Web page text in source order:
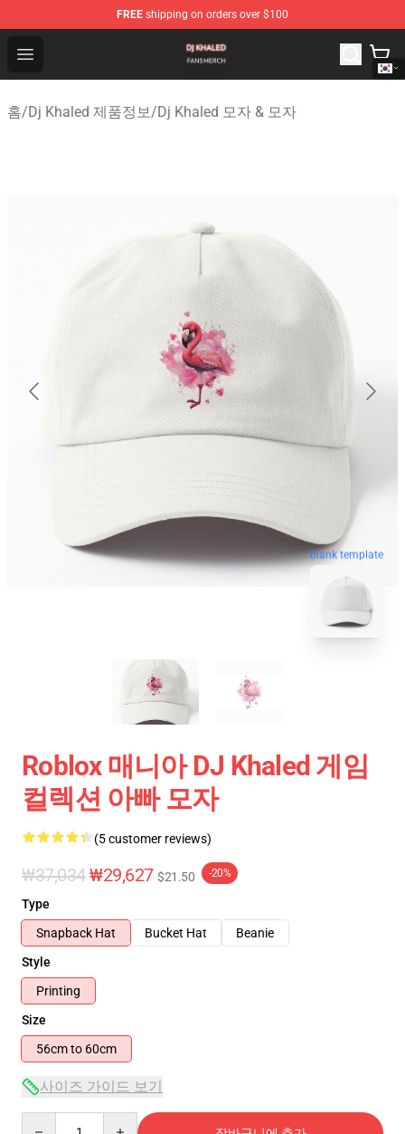
FREE shipping on orders over $100
Open menu
Dj Khaled Shop - Official Dj Khaled Merchandise Store
홈/Dj Khaled 제품정보/Dj Khaled 모자 & 모자
blank template
Roblox 매니아 DJ Khaled 게임
컬렉션 아빠 모자
(5 customer reviews)
₩37,034₩29,627 $21.50 -20%
Type
Snapback Hat
Bucket Hat
Beanie
Style
Printing
Size
56cm to 60cm
사이즈 가이드 보기